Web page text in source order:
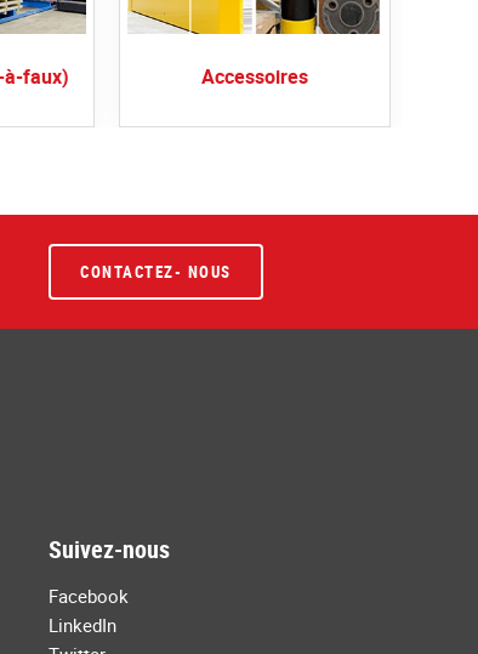
à-faux) Accessoires
CONTACTEZ- NOUS
Suivez-nous
Facebook
LinkedIn